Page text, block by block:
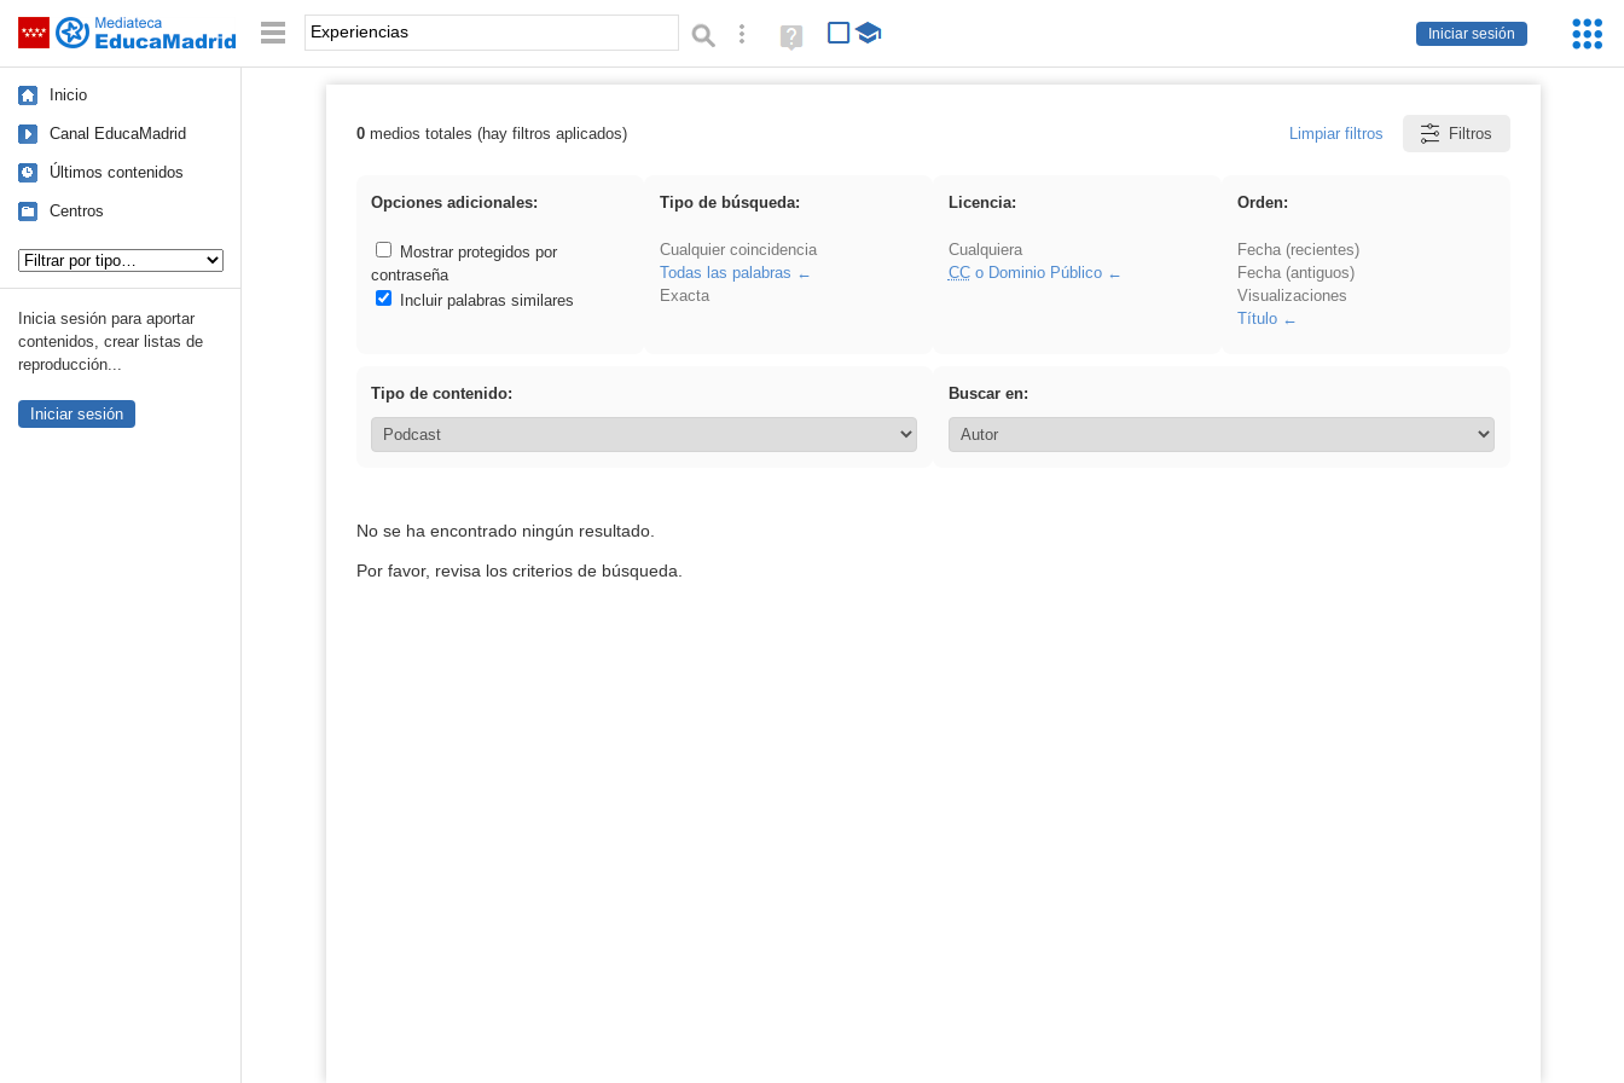
Saltar navegación
Iniciar sesión
Palabra o frase: Búsqueda avanzada
Ayuda
(en
Inicio
Canal EducaMadrid
Últimos contenidos
Centros
Inicia sesión para aportar
contenidos, crear listas de
reproducción...
Iniciar sesión
Resultados de: Experiencias
0medios totales (hay filtros aplicados) Limpiar filtros Filtros
Opciones adicionales:
Mostrar protegidos por
contraseña
Incluir palabras similares
Tipo de búsqueda:
Cualquier coincidencia
Todas las palabras
Exacta
Licencia:
Cualquiera
CCo Dominio Público
Orden:
Fecha (recientes)
Fecha (antiguos)
Visualizaciones
Título
Tipo de contenido: Buscar en:
No se ha encontrado ningún resultado.
Por favor, revisa los criterios de búsqueda.